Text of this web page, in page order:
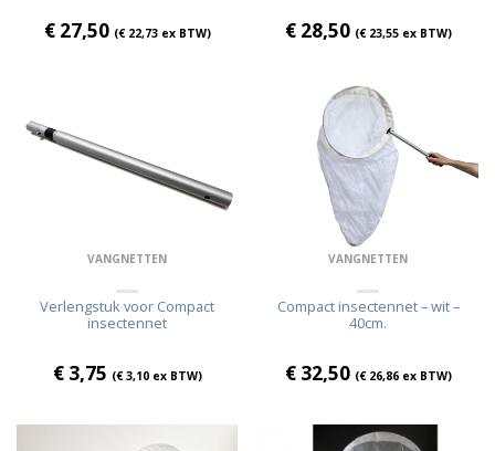
€27,50 (€22,73ex BTW) €28,50 (€23,55ex BTW)
VANGNETTEN
Verlengstuk voor Compact
insectennet
€3,75 (€3,10ex BTW)
VANGNETTEN
Compact insectennet – wit –
40cm.
€32,50 (€26,86ex BTW)